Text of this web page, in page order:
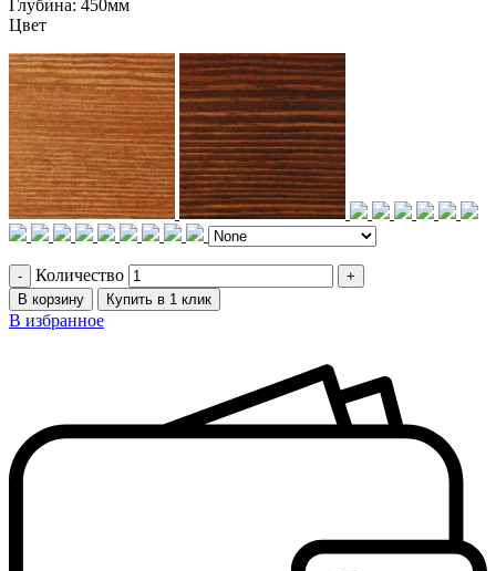
Глубина: 450мм
Цвет
Количество
В корзину Купить в 1 клик
В избранное